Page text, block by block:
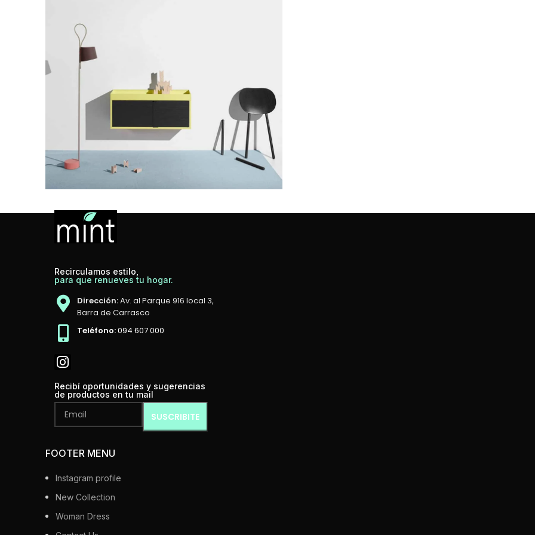
Suspendisse quam at vestibulum
Recirculamos estilo,
para que renueves tu hogar.
Dirección:Av. al Parque 916 local 3,
Barra de Carrasco
Teléfono:094 607 000
Recibí oportunidades y sugerencias
de productos en tu mail
FOOTER MENU
Instagram profile
New Collection
Woman Dress